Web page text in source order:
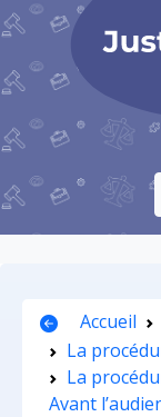
Accueil
La
La
Avant